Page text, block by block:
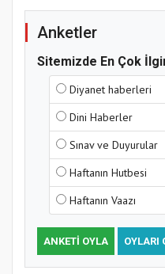
Samsun
Kapanış
Anketler
Sitemizde En Çok
Diyanet haberleri
Dini Haberler
Sınav ve Duyurular
Haftanın Hutbesi
Haftanın Vaazı
ANKETI OYLA OYLARI